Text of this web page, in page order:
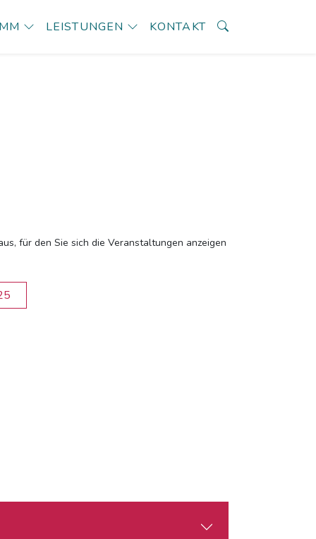
LEISTUNGEN KONTAKT
für den Sie sich die Veranstaltungen anzeigen